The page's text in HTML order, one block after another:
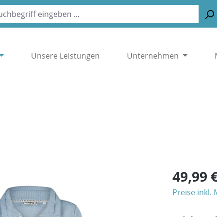
Unsere Leistungen Unternehmen
49,99
Preise inkl.